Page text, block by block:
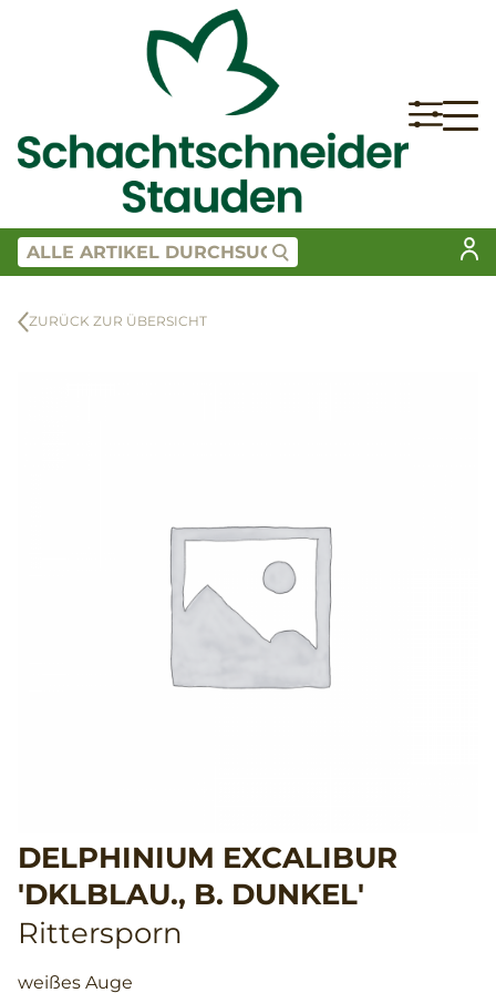
ZURÜCK ZUR ÜBERSICHT
DELPHINIUM EXCALIBUR
'DKLBLAU., B. DUNKEL'
Rittersporn
weißes Auge